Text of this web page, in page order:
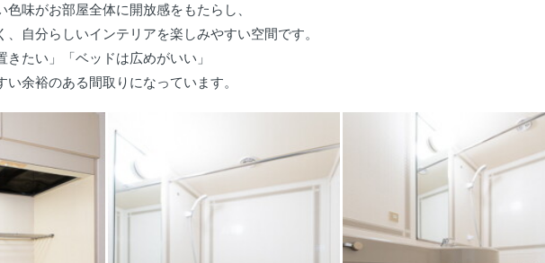
味がお部屋全体に開放感をもたらし、
自分らしいインテリアを楽しみやすい空間です。
きたい」「ベッドは広めがいい」
余裕のある間取りになっています。